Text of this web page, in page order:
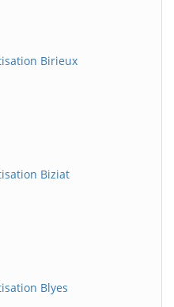
Birieux
Biziat
Blyes